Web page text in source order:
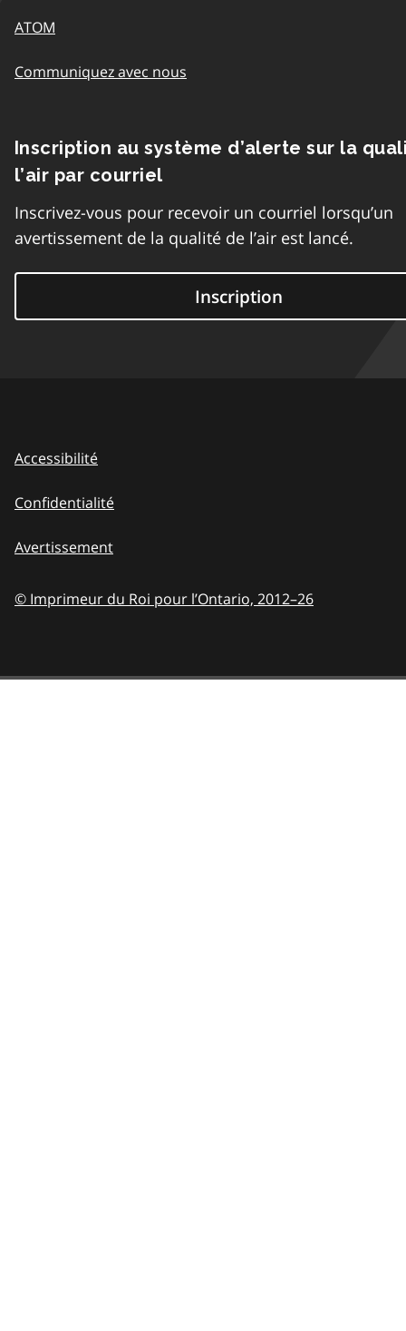
ATOM
Communiquez avec nous
Inscription au système d’alerte sur la
l’air par courriel
Inscrivez-vous pour recevoir un courriel lorsqu’un
avertissement de la qualité de l’air est lancé.
Inscription
Accessibilité
Confidentialité
Avertissement
© Imprimeur du Roi pour l’Ontario, 2012–26